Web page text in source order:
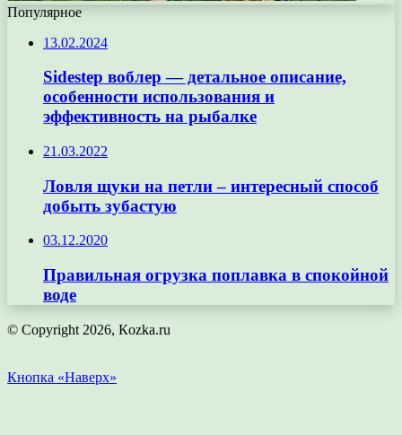
Популярное
13.02.2024
Sidestep воблер — детальное описание,
особенности использования и
эффективность на рыбалке
21.03.2022
Ловля щуки на петли – интересный способ
добыть зубастую
03.12.2020
Правильная огрузка поплавка в спокойной
воде
© Copyright 2026, Кozka.ru
Кнопка «Наверх»